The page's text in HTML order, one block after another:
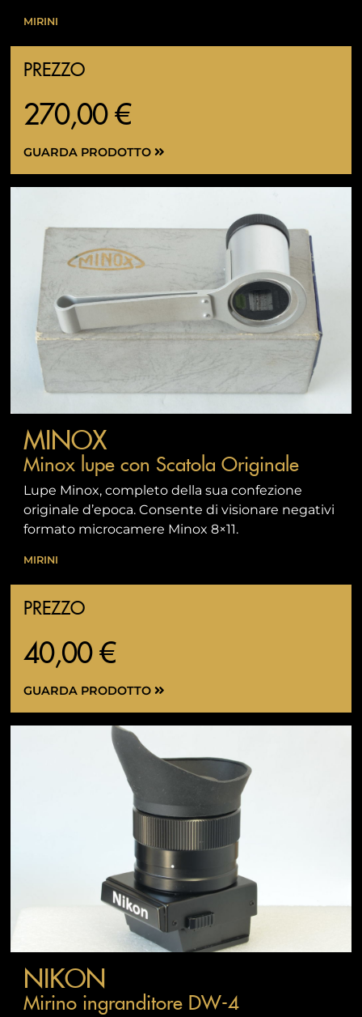
MIRINI
PREZZO
270,00 €
GUARDA PRODOTTO
MINOX
Minox lupe con Scatola Originale
Lupe Minox, completo della sua confezione
originale d’epoca. Consente di visionare negativi
formato microcamere Minox 8×11.
MIRINI
PREZZO
40,00 €
GUARDA PRODOTTO
NIKON
Mirino ingranditore DW-4